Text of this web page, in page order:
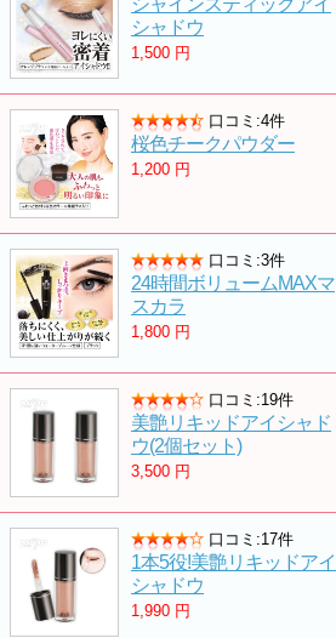
シャインスティックアイ
シャドウ
1,500 円
口コミ:4件
桜色チークパウダー
1,200 円
口コミ:3件
24時間ボリュームMAXマ
スカラ
1,800 円
口コミ:19件
美艶リキッドアイシャド
ウ(2個セット)
3,500 円
口コミ:17件
1本5役!美艶リキッドアイ
シャドウ
1,990 円